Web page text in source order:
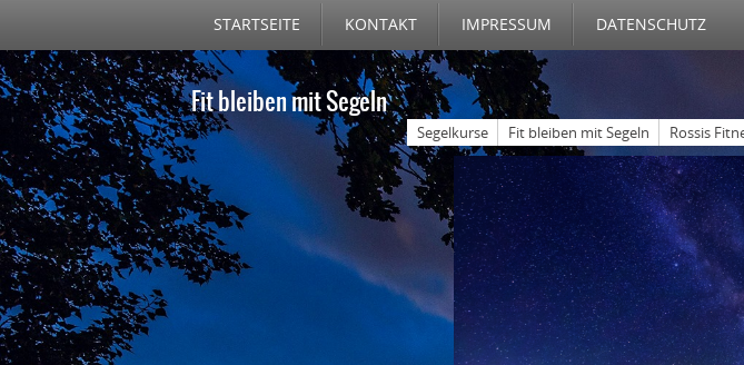
STARTSEITE KONTAKT IMPRESSUM DATENSCHUTZ
Fit bleiben mit Segeln
Segelkurse Fit bleiben mit Segeln Rossis